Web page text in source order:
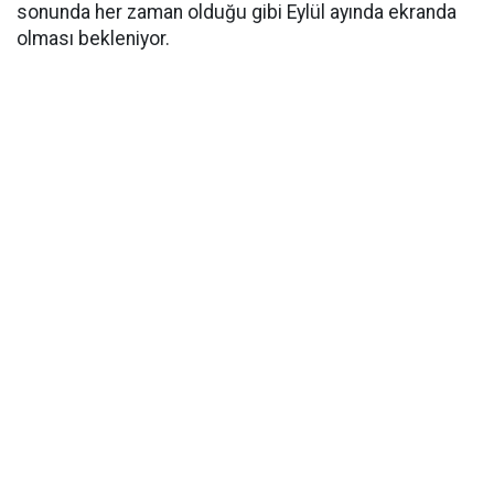
sonunda her zaman olduğu gibi Eylül ayında ekranda
olması bekleniyor.